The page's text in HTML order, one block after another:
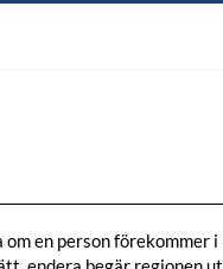
en person förekommer